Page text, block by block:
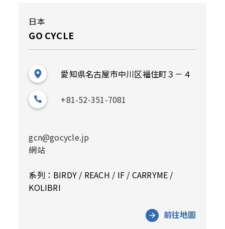
日本
GO CYCLE
愛知県名古屋市中川区福住町３－４
+81-52-351-7081
gcn@gocycle.jp
網站
系列：BIRDY / REACH / IF / CARRYME /
KOLIBRI
前往地圖